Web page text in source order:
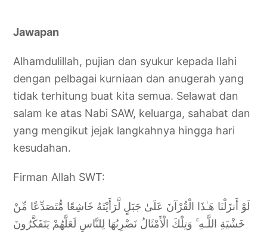
Jawapan
Alhamdulillah, pujian dan syukur kepada Ilahi
dengan pelbagai kurniaan dan anugerah yang
tidak terhitung buat kita semua. Selawat dan
salam ke atas Nabi SAW, keluarga, sahabat dan
yang mengikut jejak langkahnya hingga hari
kesudahan.
Firman Allah SWT:
لَوْ أَنزَلْنَا هَـٰذَا الْقُرْآنَ عَلَىٰ جَبَلٍ لَّرَأَيْتَهُ خَاشِعًا مُّتَصَدِّعًا مِّنْ
خَشْيَةِ اللَّـهِ ۚ وَتِلْكَ الْأَمْثَالُ نَضْرِبُهَا لِلنَّاسِ لَعَلَّهُمْ يَتَفَكَّرُونَ